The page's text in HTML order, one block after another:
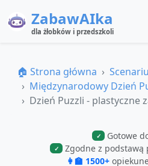
ZabawAIka
dla żłobków i przedszkoli
🏠 Strona główna
Międzynarodowy Dzień
Dzień Puzzli - plastyczne
✓ Gotowe
✓
Zgodne z podstawą
👩‍🏫 1500+